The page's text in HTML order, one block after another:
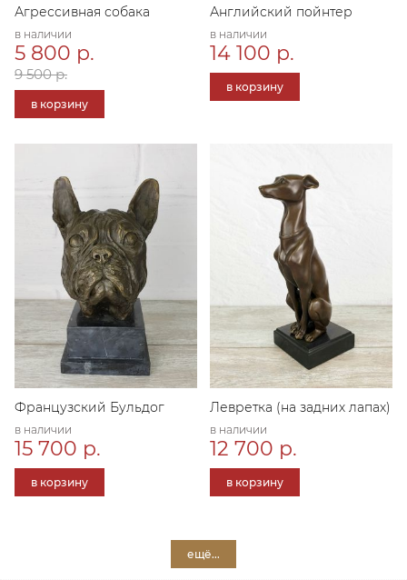
Агрессивная собака
в наличии
5 800 р.
9 500 р.
в корзину
Английский пойнтер
в наличии
14 100 р.
в корзину
Французский Бульдог
в наличии
15 700 р.
в корзину
Левретка (на задних лапах)
в наличии
12 700 р.
в корзину
ещё...